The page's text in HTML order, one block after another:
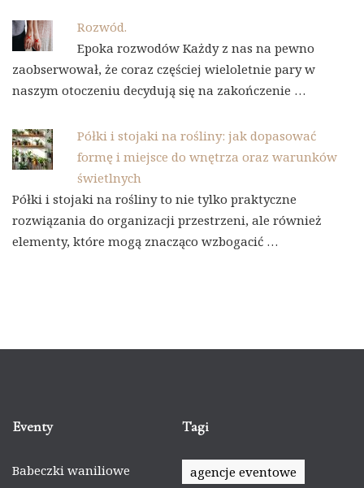
Rozwód.
Epoka rozwodów Każdy z nas na pewno
zaobserwował, że coraz częściej wieloletnie pary w
naszym otoczeniu decydują się na zakończenie …
Półki i stojaki na rośliny: jak dopasować
formę i miejsce do wnętrza oraz warunków
świetlnych
Półki i stojaki na rośliny to nie tylko praktyczne
rozwiązania do organizacji przestrzeni, ale również
elementy, które mogą znacząco wzbogacić …
Eventy
Babeczki waniliowe
Tagi
agencje eventowe